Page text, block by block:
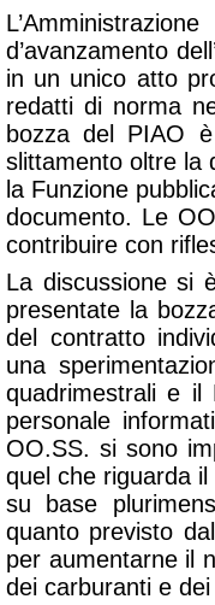
d’avanzamento
in un unico atto
redatti di norma
bozza del PIAO
slittamento oltre la
la Funzione
documento. Le
contribuire con
La discussione si
presentate la
del contratto
una
quadrimestrali e
personale
OO.SS. si sono
quel che riguarda
su base
quanto previsto
per aumentarne il
dei carburanti e